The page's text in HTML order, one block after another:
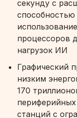
секунду с
процессоров
нагрузок ИИ
Графический
низким
170
станций с